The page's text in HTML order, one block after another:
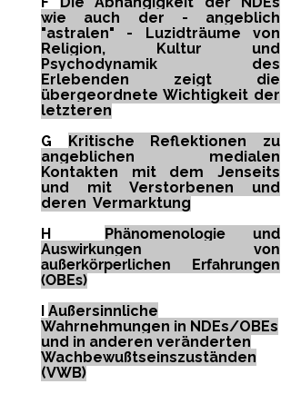
wie auch der - angeblich
"astralen" - Luzidträume von
Religion, Kultur und
Psychodynamik des
Erlebenden zeigt die
übergeordnete Wichtigkeit der
letzteren
G Kritische Reflektionen zu
angeblichen medialen
Kontakten mit dem Jenseits
und mit Verstorbenen und
deren Vermarktung
H
Phänomenologie und
Auswirkungen von
außerkörperlichen Erfahrungen
(OBEs)
I Außersinnliche
Wahrnehmungen in NDEs/OBEs
und in anderen veränderten
Wachbewußtseinszuständen
(VWB)